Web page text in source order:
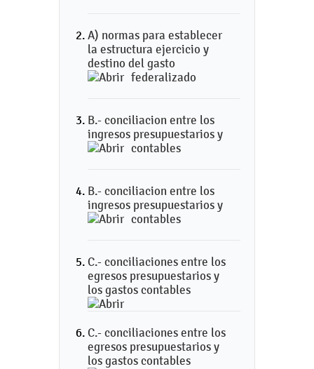
A) normas para establecer
la estructura ejercicio y
destino del gasto
federalizado
B.- conciliacion entre los
ingresos presupuestarios y
contables
B.- conciliacion entre los
ingresos presupuestarios y
contables
C.- conciliaciones entre los
egresos presupuestarios y
los gastos contables
C.- conciliaciones entre los
egresos presupuestarios y
los gastos contables